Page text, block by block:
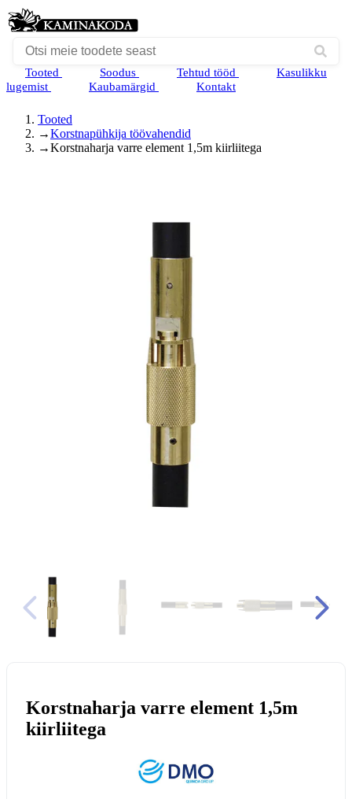
Tooted Soodus Tehtud tööd
Kasulikku
lugemist
Kaubamärgid Kontakt
Tooted
→Korstnapühkija töövahendid
→Korstnaharja varre element 1,5m kiirliitega
Korstnaharja varre element 1,5m
kiirliitega